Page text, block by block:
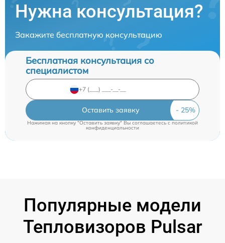
Нужна консультация?
Закажите бесплатную консультацию
Бесплатная консультация со
специалистом
Оставить заявку
Нажимая на кнопку "Оставить заявку" Вы соглашаетесь cполитикой
конфиденциальности
Популярные модели
Тепловизоров Pulsar